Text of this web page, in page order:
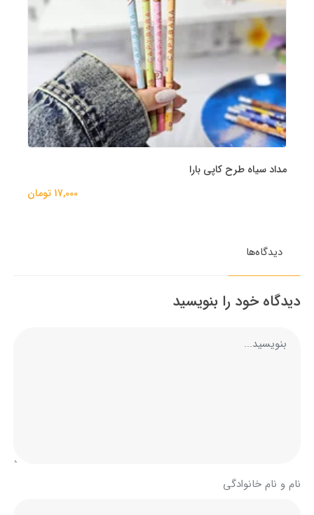
مداد سیاه طرح کاپی بارا
17,000 تومان
دیدگاه‌ها
دیدگاه خود را بنویسید
نام و نام خانوادگی